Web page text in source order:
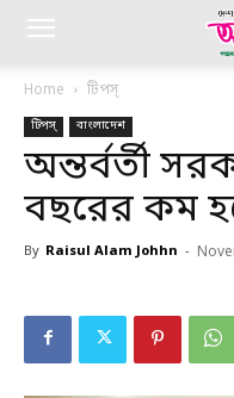
Home টিপস্
টিপস্ বাংলাদেশ
অন্তর্বর্তী
বছরের কম
By Raisul Alam Johhn -